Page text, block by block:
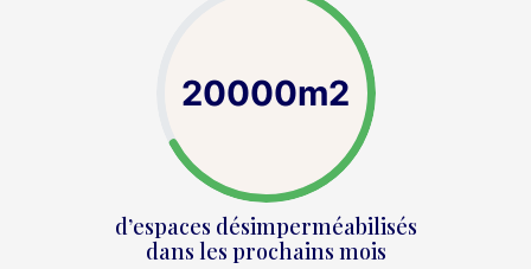
20000m2
d’espaces désimperméabilisés
dans les prochains mois